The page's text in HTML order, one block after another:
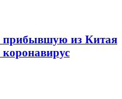
прибывшую из Китая